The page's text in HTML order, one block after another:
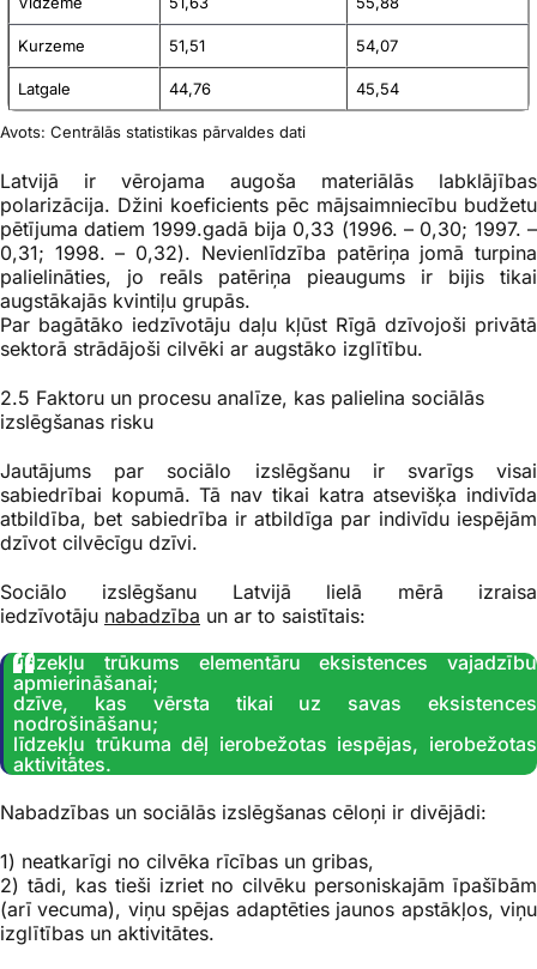
Kurzeme 51,51 54,07
Latgale 44,76 45,54
Avots: Centrālās statistikas pārvaldes dati
Latvijā ir vērojama augoša materiālās labklājības
polarizācija. Džini koeficients pēc mājsaimniecību budžetu
pētījuma datiem 1999.gadā bija 0,33 (1996. – 0,30; 1997. –
0,31; 1998. – 0,32). Nevienlīdzība patēriņa jomā turpina
palielināties, jo reāls patēriņa pieaugums ir bijis tikai
augstākajās kvintiļu grupās.
Par bagātāko iedzīvotāju daļu kļūst Rīgā dzīvojoši privātā
sektorā strādājoši cilvēki ar augstāko izglītību.
2.5 Faktoru un procesu analīze, kas palielina sociālās
izslēgšanas risku
Jautājums par sociālo izslēgšanu ir svarīgs visai
sabiedrībai kopumā. Tā nav tikai katra atsevišķa indivīda
atbildība, bet sabiedrība ir atbildīga par indivīdu iespējām
dzīvot cilvēcīgu dzīvi.
Sociālo izslēgšanu Latvijā lielā mērā izraisa
iedzīvotāju nabadzība un ar to saistītais:
līdzekļu trūkums elementāru eksistences vajadzību
apmierināšanai;
dzīve, kas vērsta tikai uz savas eksistences
nodrošināšanu;
līdzekļu trūkuma dēļ ierobežotas iespējas, ierobežotas
aktivitātes.
Nabadzības un sociālās izslēgšanas cēloņi ir divējādi:
1) neatkarīgi no cilvēka rīcības un gribas,
2) tādi, kas tieši izriet no cilvēku personiskajām īpašībām
(arī vecuma), viņu spējas adaptēties jaunos apstākļos, viņu
izglītības un aktivitātes.